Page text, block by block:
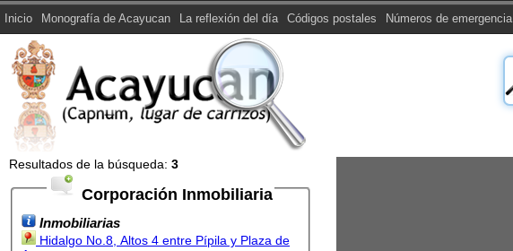
Inicio Monografía de Acayucan La reflexión del día Códigos postales Números de emergencia